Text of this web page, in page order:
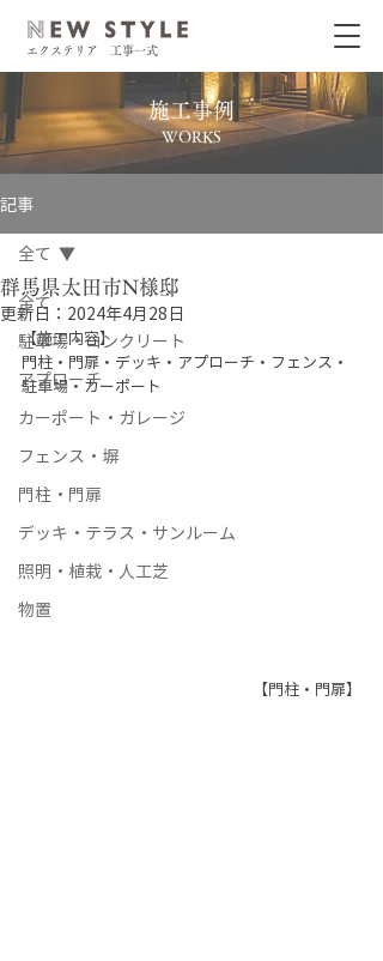
エクステリア 工事一式
施工事例
WORKS
記事
全て
駐車場・コンクリート
アプローチ
カーポート・ガレージ
フェンス・塀
門柱・門扉
デッキ・テラス・サンルーム
照明・植栽・人工芝
物置
全て
群馬県太田市N様邸
更新日： 2024年4月28日
【施工内容】
門柱・門扉・デッキ・アプローチ・フェンス・
駐車場・カーポート
【門柱・門扉】